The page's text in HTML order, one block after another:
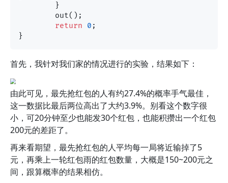
return
0 ;
首先，我针对我们家的情况进行的实验，结果如下：
由此可见，最先抢红包的人有约27.4%的概率手气最佳，
这一数据比最后两位高出了大约3.9%。别看这个数字很
小，可20分钟至少也能发30个红包，也能积攒出一个红包
200元的差距了。
再来看期望，最先抢红包的人平均每一局将近输掉了5
元，再乘上一轮红包雨的红包数量，大概是150~200元之
间，跟算概率的结果相仿。